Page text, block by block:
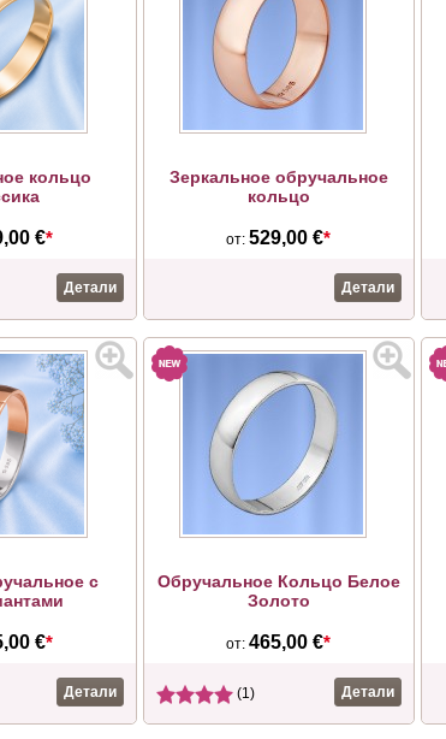
кольцо
€*
Детали
Зеркальное обручальное
кольцо
от:529,00 €*
Детали
с
€*
Детали
Обручальное Кольцо Белое
Золото
от:465,00 €*
(1) Детали